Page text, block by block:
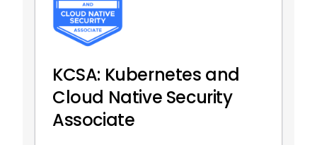
KCSA: Kubernetes and
Cloud Native Security
Associate